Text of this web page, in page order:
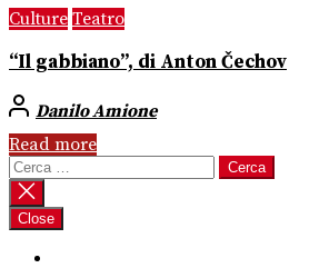
Culture Teatro
“Il gabbiano”, di Anton Čechov
Danilo Amione
Read more
Ricerca
per:
Close